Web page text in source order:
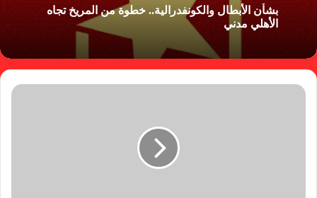
بشأن الأبطال والكونفدرالية.. خطوة من المريخ تجاه
الأهلي مدني